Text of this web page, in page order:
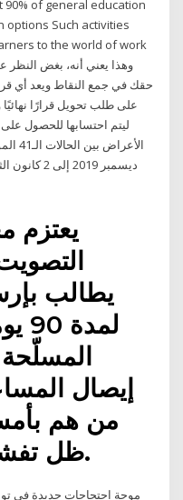
of general education
options Such activities
to the world of work
وهذا يعني أنه، بغض النظر
حقك في جمع النقاط ويعد أي
يعتزم
يطالب
المسلّحة
إيصال
من هم
ظل تفشي جائحة كوفيد-19.
موجة احتجاجات جديدة في